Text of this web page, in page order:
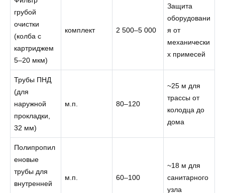
грубой
очистки
(колба с
картриджем
5–20 мкм)
комплект 2 500–5 000
Защита
оборудовани
я от
механически
х примесей
Трубы ПНД
(для
наружной
прокладки,
32 мм)
м.п. 80–120
~25 м для
трассы от
колодца до
дома
Полипропил
еновые
трубы для
внутренней
м.п. 60–100
~18 м для
санитарного
узла